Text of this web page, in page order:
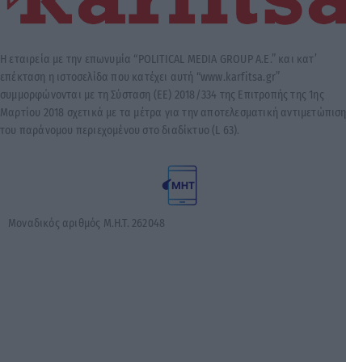
Η εταιρεία με την επωνυμία “POLITICAL MEDIA GROUP A.E.” και κατ’
επέκταση η ιστοσελίδα που κατέχει αυτή “www.karfitsa.gr”
συμμορφώνονται με τη Σύσταση (ΕΕ) 2018/334 της Επιτροπής της 1ης
Μαρτίου 2018 σχετικά με τα μέτρα για την αποτελεσματική αντιμετώπιση
του παράνομου περιεχομένου στο διαδίκτυο (L 63).
Μοναδικός αριθμός Μ.Η.Τ. 262048